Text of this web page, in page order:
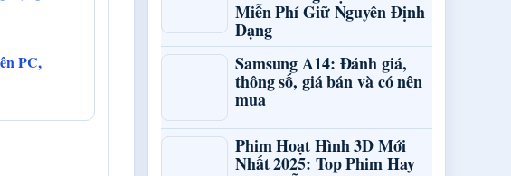
PC,
Miễn Phí Giữ Nguyên Định
Dạng
Samsung A14: Đánh giá,
thông số, giá bán và có nên
mua
Phim Hoạt Hình 3D Mới
Nhất 2025: Top Phim Hay